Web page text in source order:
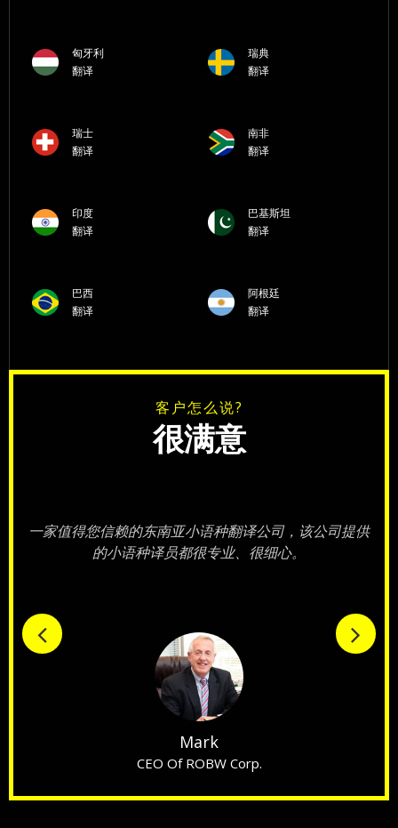
匈牙利
翻译
瑞典
翻译
瑞士
翻译
南非
翻译
印度
翻译
巴基斯坦
翻译
巴西
翻译
阿根廷
翻译
客户怎么说?
很满意
一家值得您信赖的东南亚小语种翻译公司，该公司提供
的小语种译员都很专业、很细心。
Mark
CEO Of ROBW Corp.